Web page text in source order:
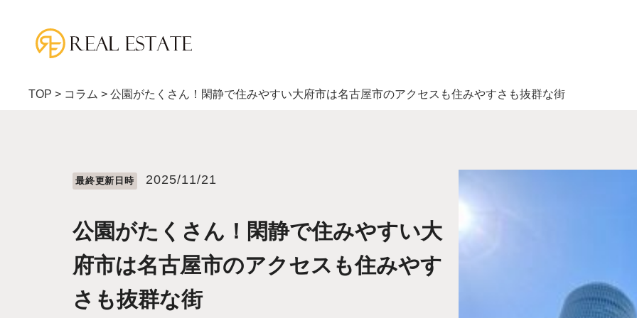
TOP > コラム > 公園がたくさん！閑静で住みやすい大府市は名古屋市のアクセスも住みやすさも抜群な街
最終更新⽇時 2025/11/21
公園がたくさん！閑静で住みやすい大
府市は名古屋市のアクセスも住みやす
さも抜群な街